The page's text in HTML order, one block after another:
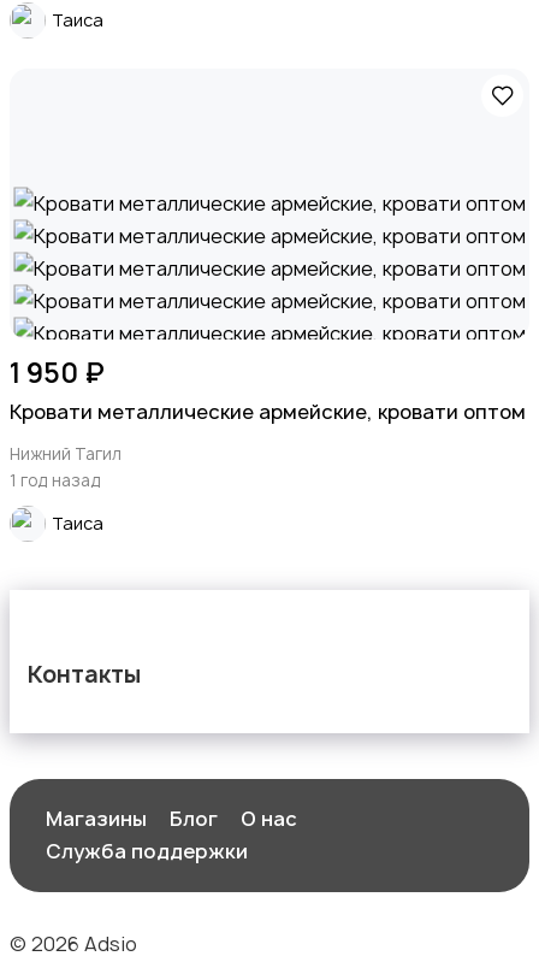
Таиса
1 950 ₽
Кровати металлические армейские, кровати оптом
Нижний Тагил
1 год назад
Таиса
Контакты
Магазины Блог
О нас
Служба поддержки
© 2026 Adsio